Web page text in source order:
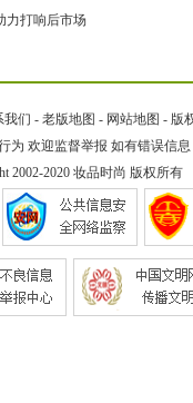
力打响后市场
我们 - 老版地图 - 网站地图 - 版
为 欢迎监督举报 如有错误信
2002-2020 妆品时尚 版权所有